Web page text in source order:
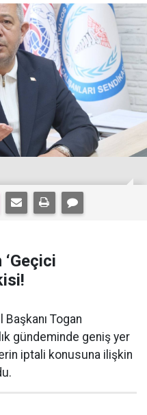
Togan
gündeminde geniş yer
iptali konusuna ilişkin